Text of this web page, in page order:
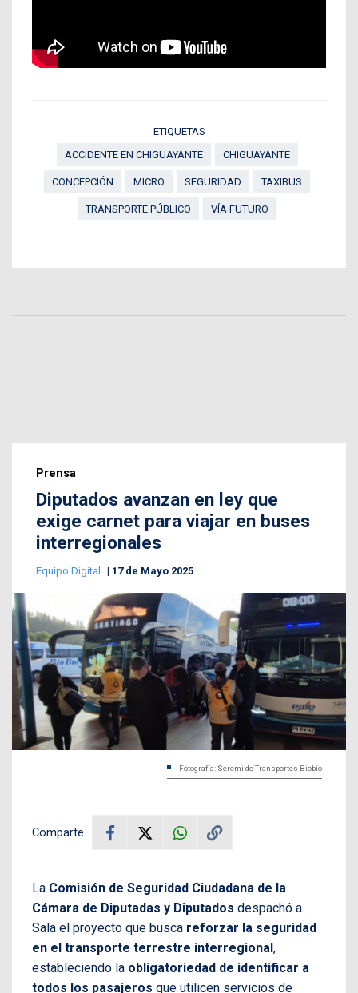
ETIQUETAS
ACCIDENTE EN CHIGUAYANTE
CHIGUAYANTE
CONCEPCIÓN MICRO SEGURIDAD TAXIBUS
TRANSPORTE PÚBLICO VÍA FUTURO
Prensa
Diputados avanzan en ley que
exige carnet para viajar en buses
interregionales
Equipo Digital 17 de Mayo 2025
Fotografía: Seremi de Transportes Biobío
Comparte
La Comisión de Seguridad Ciudadana de la
Cámara de Diputadas y Diputados despachó a
Sala el proyecto que busca reforzar la seguridad
en el transporte terrestre interregional,
estableciendo la obligatoriedad de identificar a
todos los pasajeros que utilicen servicios de